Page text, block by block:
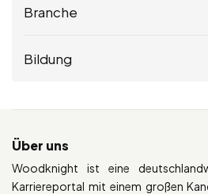
Branche
Bildung
Über uns
Woodknight ist eine
Karriereportal mit einem großen